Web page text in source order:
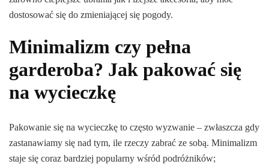
dostosować się do zmieniającej się pogody.
Minimalizm czy pełna
garderoba? Jak pakować się
na wycieczkę
Pakowanie się na wycieczkę to często wyzwanie – zwłaszcza gdy
zastanawiamy się nad tym, ile rzeczy zabrać ze sobą. Minimalizm
staje się coraz bardziej popularny wśród podróżników;